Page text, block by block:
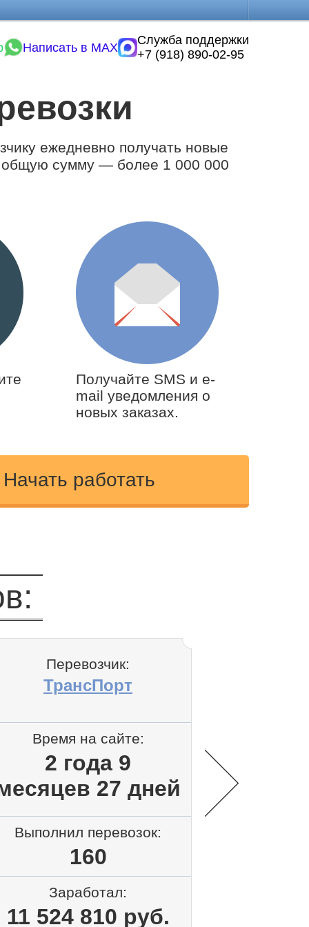
Написать в MAX
Служба поддержки
+7 (918) 890-02-95
ежедневно получать новые
общую сумму — более 1 000 000
Получайте SMS и e-
mail уведомления о
новых заказах.
Начать работать
Перевозчик:
ТрансПорт
Время на сайте:
2 года 9
27 дней
Выполнил перевозок:
160
Заработал:
11 524 810 руб.